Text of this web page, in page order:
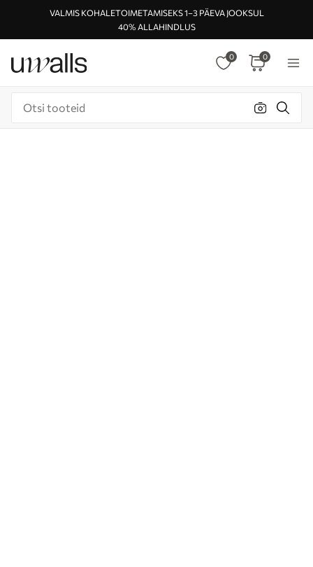
VALMIS KOHALETOIMETAMISEKS 1–3 PÄEVA JOOKSUL
40% ALLAHINDLUS
0 0